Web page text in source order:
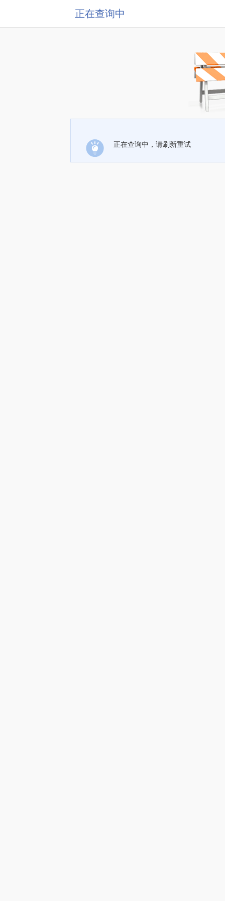
正在查询中
正在查询中，请刷新重试